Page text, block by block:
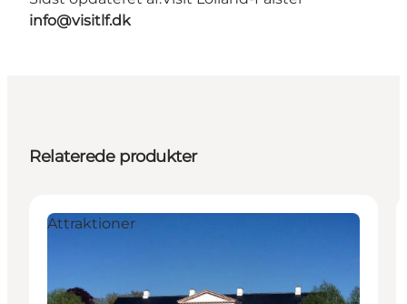
info@visitlf.dk
Relaterede produkter
Attraktioner